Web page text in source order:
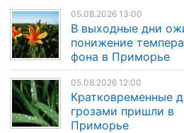
05.08.2026 13:00
В выходные дни
понижение
фона в Приморье
05.08.2026 12:00
Кратковременные
грозами пришли в
Приморье